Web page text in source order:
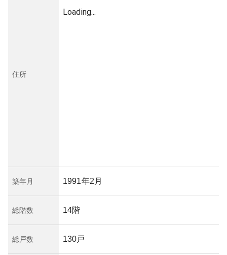
住所
Loading...
築年月 1991年2月
総階数 14階
総戸数 130戸